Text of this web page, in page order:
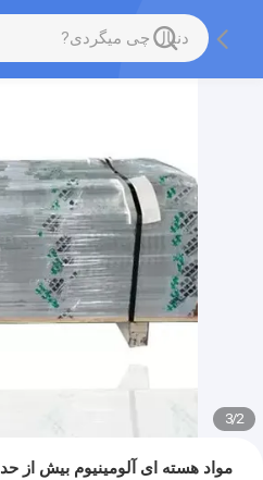
2
/
3
مواد هسته ای آلومینیوم بیش از حد 2000mm عرض